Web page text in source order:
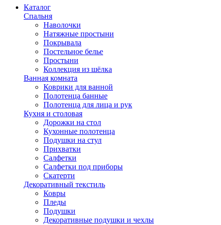
Каталог
Спальня
Наволочки
Натяжные простыни
Покрывала
Постельное белье
Простыни
Коллекция из шёлка
Ванная комната
Коврики для ванной
Полотенца банные
Полотенца для лица и рук
Кухня и столовая
Дорожки на стол
Кухонные полотенца
Подушки на стул
Прихватки
Салфетки
Салфетки под приборы
Скатерти
Декоративный текстиль
Ковры
Пледы
Подушки
Декоративные подушки и чехлы